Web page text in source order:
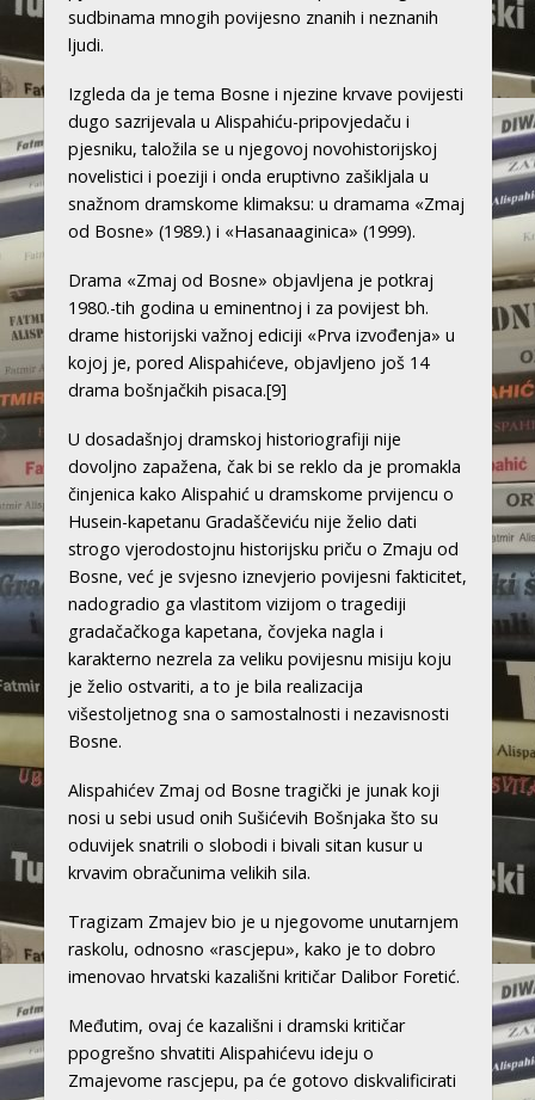
sudbinama mnogih povijesno znanih i neznanih
ljudi.
Izgleda da je tema Bosne i njezine krvave povijesti
dugo sazrijevala u Alispahiću-pripovjedaču i
pjesniku, taložila se u njegovoj novohistorijskoj
novelistici i poeziji i onda eruptivno zašikljala u
snažnom dramskome klimaksu: u dramama «Zmaj
od Bosne» (1989.) i «Hasanaaginica» (1999).
Drama «Zmaj od Bosne» objavljena je potkraj
1980.-tih godina u eminentnoj i za povijest bh.
drame historijski važnoj ediciji «Prva izvođenja» u
kojoj je, pored Alispahićeve, objavljeno još 14
drama bošnjačkih pisaca.[9]
U dosadašnjoj dramskoj historiografiji nije
dovoljno zapažena, čak bi se reklo da je promakla
činjenica kako Alispahić u dramskome prvijencu o
Husein-kapetanu Gradaščeviću nije želio dati
strogo vjerodostojnu historijsku priču o Zmaju od
Bosne, već je svjesno iznevjerio povijesni fakticitet,
nadogradio ga vlastitom vizijom o tragediji
gradačačkoga kapetana, čovjeka nagla i
karakterno nezrela za veliku povijesnu misiju koju
je želio ostvariti, a to je bila realizacija
višestoljetnog sna o samostalnosti i nezavisnosti
Bosne.
Alispahićev Zmaj od Bosne tragički je junak koji
nosi u sebi usud onih Sušićevih Bošnjaka što su
oduvijek snatrili o slobodi i bivali sitan kusur u
krvavim obračunima velikih sila.
Tragizam Zmajev bio je u njegovome unutarnjem
raskolu, odnosno «rascjepu», kako je to dobro
imenovao hrvatski kazališni kritičar Dalibor Foretić.
Međutim, ovaj će kazališni i dramski kritičar
ppogrešno shvatiti Alispahićevu ideju o
Zmajevome rascjepu, pa će gotovo diskvalificirati